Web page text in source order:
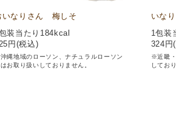
いなりさん 梅しそ
装当たり184kcal
円(税込)
縄地域のローソン、ナチュラルローソン
お取り扱いしておりません。
いな
1包装
324 円
※近畿
してお